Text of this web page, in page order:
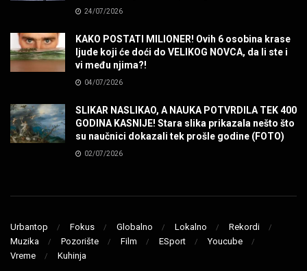
Miss You! Charlie Watts
MUZIKA
MUZIKA
MAD MAD DRUMMER!
MUZIKA
24/07/2026
KAKO POSTATI MILIONER! Ovih 6 osobina krase
ljude koji će doći do VELIKOG NOVCA, da li ste i
vi među njima?!
04/07/2026
SLIKAR NASLIKAO, A NAUKA POTVRDILA TEK 400
GODINA KASNIJE! Stara slika prikazala nešto što
su naučnici dokazali tek prošle godine (FOTO)
02/07/2026
Urbantop Fokus Globalno Lokalno
Rekordi
Muzika
Pozorište Film ESport
Youcube
Vreme
Kuhinja